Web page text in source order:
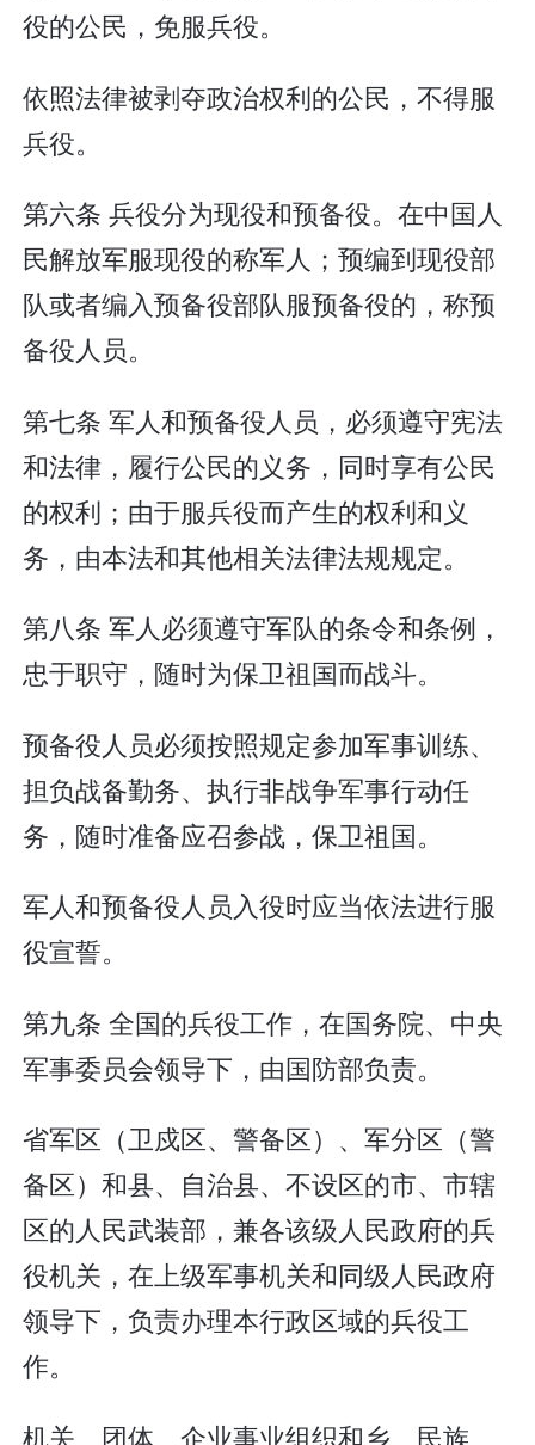
役的公民，免服兵役。
依照法律被剥夺政治权利的公民，不得服
兵役。
第六条 兵役分为现役和预备役。在中国人
民解放军服现役的称军人；预编到现役部
队或者编入预备役部队服预备役的，称预
备役人员。
第七条 军人和预备役人员，必须遵守宪法
和法律，履行公民的义务，同时享有公民
的权利；由于服兵役而产生的权利和义
务，由本法和其他相关法律法规规定。
第八条 军人必须遵守军队的条令和条例，
忠于职守，随时为保卫祖国而战斗。
预备役人员必须按照规定参加军事训练、
担负战备勤务、执行非战争军事行动任
务，随时准备应召参战，保卫祖国。
军人和预备役人员入役时应当依法进行服
役宣誓。
第九条 全国的兵役工作，在国务院、中央
军事委员会领导下，由国防部负责。
省军区（卫戍区、警备区）、军分区（警
备区）和县、自治县、不设区的市、市辖
区的人民武装部，兼各该级人民政府的兵
役机关，在上级军事机关和同级人民政府
领导下，负责办理本行政区域的兵役工
作。
机关、团体、企业事业组织和乡、民族